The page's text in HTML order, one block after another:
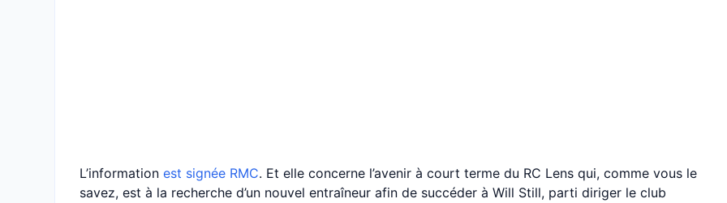
L’information est signée RMC. Et elle concerne l’avenir à court terme du RC Lens qui, comme vous le
savez, est à la recherche d’un nouvel entraîneur afin de succéder à Will Still, parti diriger le club